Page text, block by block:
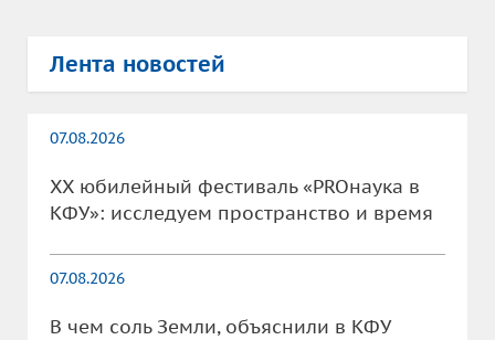
Лента новостей
07.08.2026
XX юбилейный фестиваль «PROнаука в
КФУ»: исследуем пространство и время
07.08.2026
В чем соль Земли, объяснили в КФУ